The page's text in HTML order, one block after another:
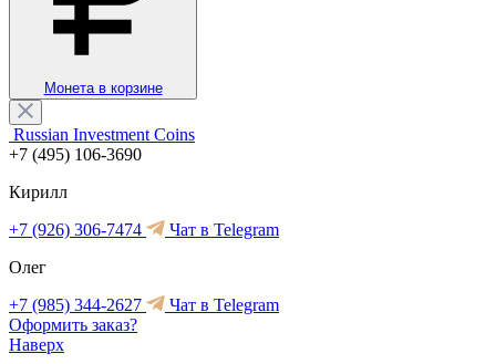
Монета в корзине
Russian Investment Coins
+7 (495) 106-3690
Кирилл
+7 (926) 306-7474
Чат в Telegram
Олег
+7 (985) 344-2627
Чат в Telegram
Оформить заказ?
Наверх